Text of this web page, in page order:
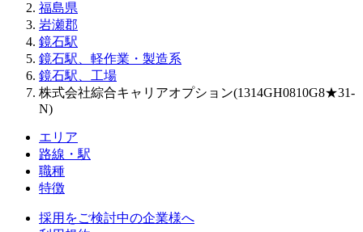
福島県
岩瀬郡
鏡石駅
鏡石駅、軽作業・製造系
鏡石駅、工場
株式会社綜合キャリアオプション(1314GH0810G8★31-
N)
エリア
路線・駅
職種
特徴
採用をご検討中の企業様へ